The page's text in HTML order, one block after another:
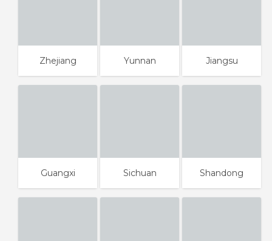
Zhejiang Yunnan Jiangsu
Guangxi Sichuan Shandong